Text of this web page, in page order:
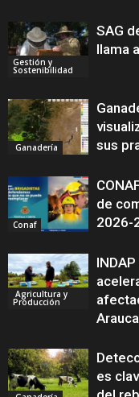
Gestión y
Sostenibilidad
SAG
llama
Ganadería
sus
Conaf
de
2026-
Agricultura y
Producción
es